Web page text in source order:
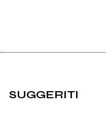
SUGGERITI